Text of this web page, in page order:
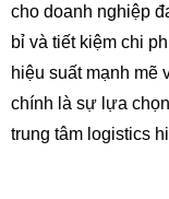
cho doanh nghiệp
bỉ và tiết kiệm chi
hiệu suất mạnh mẽ
chính là sự lựa
trung tâm logistics